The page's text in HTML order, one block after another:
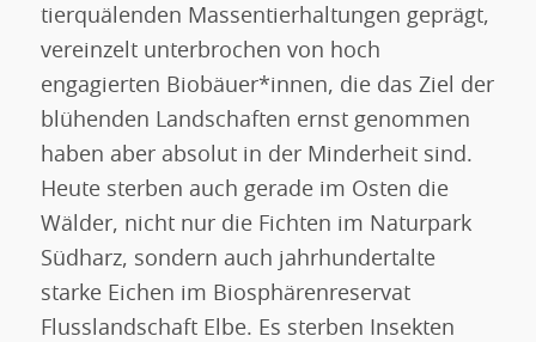
tierquälenden Massentierhaltungen geprägt,
vereinzelt unterbrochen von hoch
engagierten Biobäuer*innen, die das Ziel der
blühenden Landschaften ernst genommen
haben aber absolut in der Minderheit sind.
Heute sterben auch gerade im Osten die
Wälder, nicht nur die Fichten im Naturpark
Südharz, sondern auch jahrhundertalte
starke Eichen im Biosphärenreservat
Flusslandschaft Elbe. Es sterben Insekten